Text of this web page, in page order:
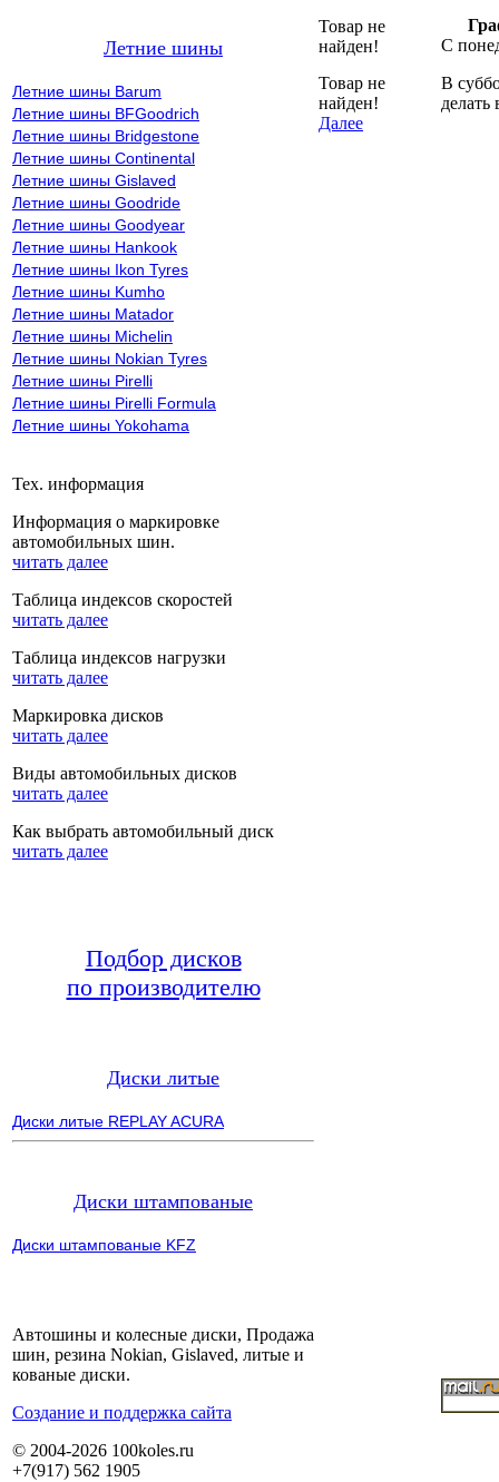
Летние шины
Летние шины Barum
Летние шины BFGoodrich
Летние шины Bridgestone
Летние шины Continental
Летние шины Gislaved
Летние шины Goodride
Летние шины Goodyear
Летние шины Hankook
Летние шины Ikon Tyres
Летние шины Kumho
Летние шины Matador
Летние шины Michelin
Летние шины Nokian Tyres
Летние шины Pirelli
Летние шины Pirelli Formula
Летние шины Yokohama
Тех. информация
Информация о маркировке
автомобильных шин.
читать далее
Таблица индексов скоростей
читать далее
Таблица индексов нагрузки
читать далее
Маркировка дисков
читать далее
Виды автомобильных дисков
читать далее
Как выбрать автомобильный диск
читать далее
Подбор дисков
по производителю
Диски литые
Диски литые REPLAY ACURA
Диски штампованые
Диски штампованые KFZ
Товар не
найден!
Товар не
найден!
Далее
С
В
делать
Автошины и колесные диски, Продажа
шин, резина Nokian, Gislaved, литые и
кованые диски.
Cоздание и поддержка сайта
© 2004-2026 100koles.ru
+7(917) 562 1905